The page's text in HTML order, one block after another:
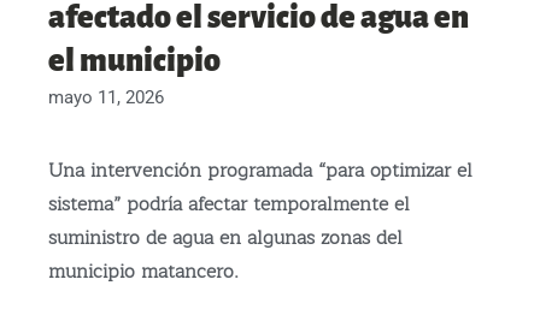
afectado el servicio de agua en
el municipio
mayo 11, 2026
Una intervención programada “para optimizar el
sistema” podría afectar temporalmente el
suministro de agua en algunas zonas del
municipio matancero.